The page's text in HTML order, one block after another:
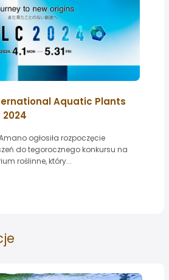
Aquatic Plants
ogłosiła rozpoczęcie
do tegorocznego konkursu na
roślinne, który...